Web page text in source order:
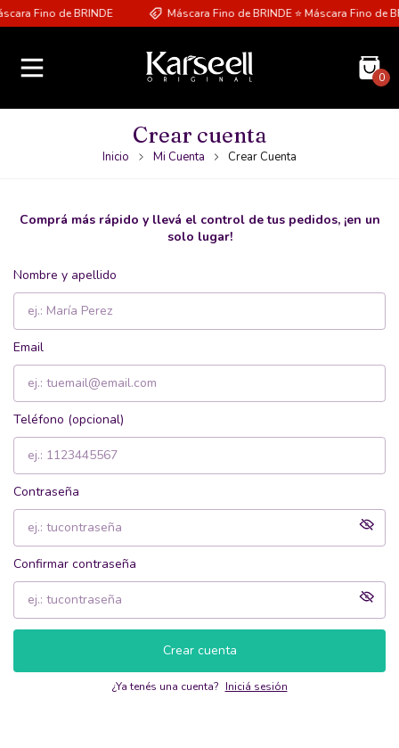
Fino de BRINDE Máscara Fino de BRINDE ⭐ Máscara Fino de
0
Crear cuenta
Inicio Mi Cuenta Crear Cuenta
Comprá más rápido y llevá el control de tus pedidos, ¡en un
solo lugar!
Nombre y apellido
Email
Teléfono (opcional)
Contraseña
Confirmar contraseña
Crear cuenta
¿Ya tenés una cuenta? Iniciá sesión